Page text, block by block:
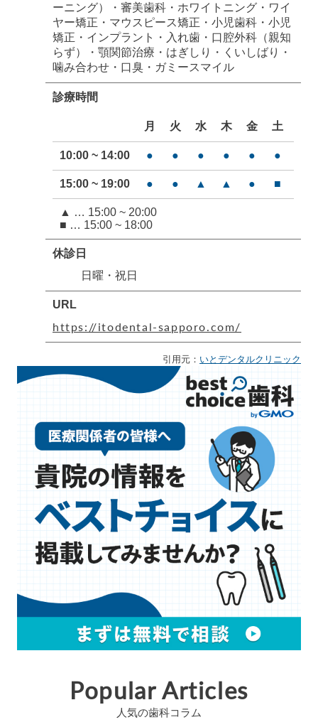
ーニング）・審美歯科・ホワイトニング・ワイ
ヤー矯正・マウスピース矯正・小児歯科・小児
矯正・インプラント・入れ歯・口腔外科（親知
らず）・顎関節治療・はぎしり・くいしばり・
噛み合わせ・口臭・ガミースマイル
診療時間
月 火 水 木 金 土
10:00 ~ 14:00 ● ● ● ● ● ●
15:00 ~ 19:00 ● ● ▲ ▲ ● ■
▲ … 15:00 ~ 20:00
■ … 15:00 ~ 18:00
休診日
日曜・祝日
URL
https://itodental-sapporo.com/
引用元： いとデンタルクリニック
Popular Articles
人気の歯科コラム